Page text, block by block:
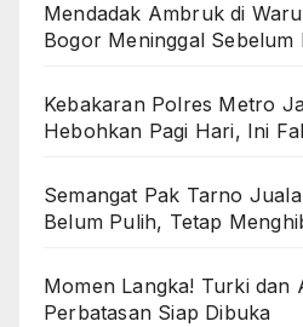
Mendadak Ambruk di
Bogor Meninggal Sebelum
Kebakaran Polres Metro
Hebohkan Pagi Hari, Ini
Semangat Pak Tarno
Belum Pulih, Tetap
Momen Langka! Turki dan
Perbatasan Siap Dibuka